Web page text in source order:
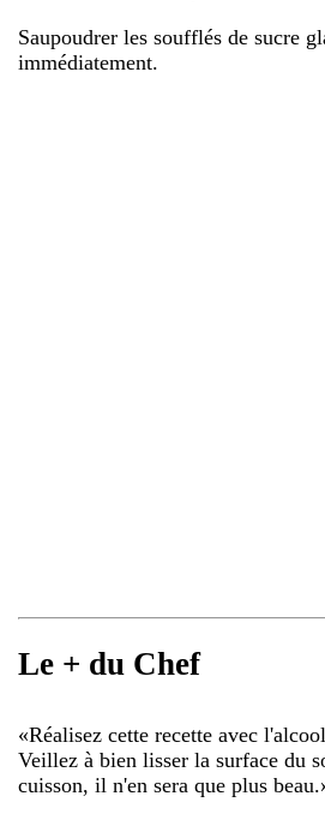
Saupoudrer les soufflés de sucre
immédiatement.
Le + du Chef
«Réalisez cette recette avec
Veillez à bien lisser la surface du
cuisson, il n'en sera que plus beau.